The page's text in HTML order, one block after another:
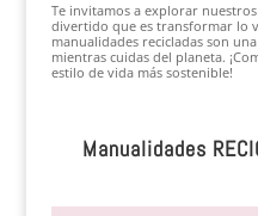
Te invitamos a explorar
divertido que es transformar lo
manualidades recicladas son
mientras cuidas del planeta.
estilo de vida más sostenible!
Manualidades